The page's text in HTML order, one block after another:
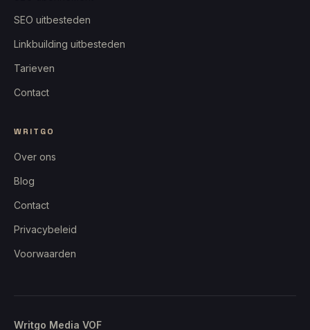
SEO uitbesteden
Linkbuilding uitbesteden
Tarieven
Contact
WRITGO
Over ons
Blog
Contact
Privacybeleid
Voorwaarden
Writgo Media VOF